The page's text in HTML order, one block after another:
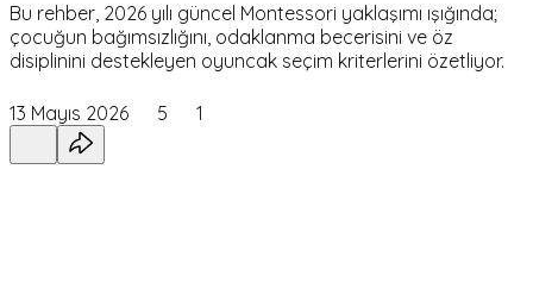
Bu rehber, 2026 yılı güncel Montessori yaklaşımı ışığında;
çocuğun bağımsızlığını, odaklanma becerisini ve öz
disiplinini destekleyen oyuncak seçim kriterlerini özetliyor.
13 Mayıs 2026 5 1